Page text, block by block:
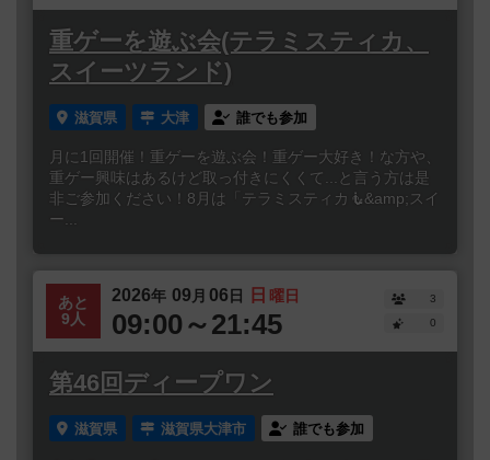
重ゲーを遊ぶ会(テラミスティカ、
スイーツランド)
滋賀県 大津 誰でも参加
月に1回開催！重ゲーを遊ぶ会！重ゲー大好き！な方や、
重ゲー興味はあるけど取っ付きにくくて...と言う方は是
非ご参加ください！8月は「テラミスティカ🧜&amp;スイ
ー...
あと
9人
2026年 09 月 06日 日 曜日
09:00～21:45
3
0
第46回ディープワン
滋賀県 滋賀県大津市 誰でも参加